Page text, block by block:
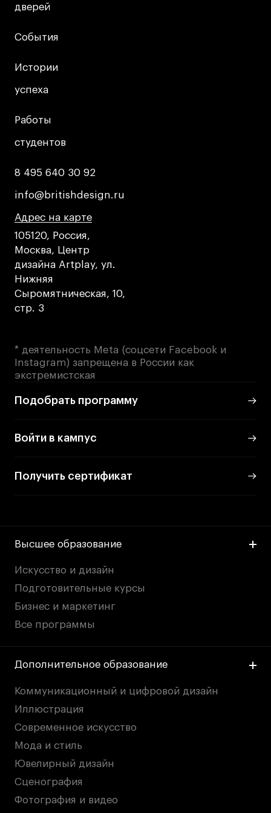
Публичная оферта
Кредит на образование с господдержкой
деятельности АНО ВО «Универсальный
дверей
дверей
События
События
Истории
успеха
Истории
успеха
Работы
студентов
Работы
студентов
8 495 640 30 92
8 495 640 30 92
info@britishdesign.ru
info@britishdesign.ru
Адрес на карте
Адрес на карте
Адрес на карте
105120, Россия,
Москва, Центр
дизайна Artplay, ул.
Нижняя
Сыромятническая, 10,
стр. 3
* деятельность Meta (соцсети Facebook и
Instagram) запрещена в России как
экстремистская
Подобрать программу
Войти в кампус
Получить сертификат
Высшее образование
Искусство и дизайн
Подготовительные курсы
Бизнес и маркетинг
Все программы
Дополнительное образование
Коммуникационный и цифровой дизайн
Иллюстрация
Современное искусство
Мода и стиль
Ювелирный дизайн
Сценография
Фотография и видео